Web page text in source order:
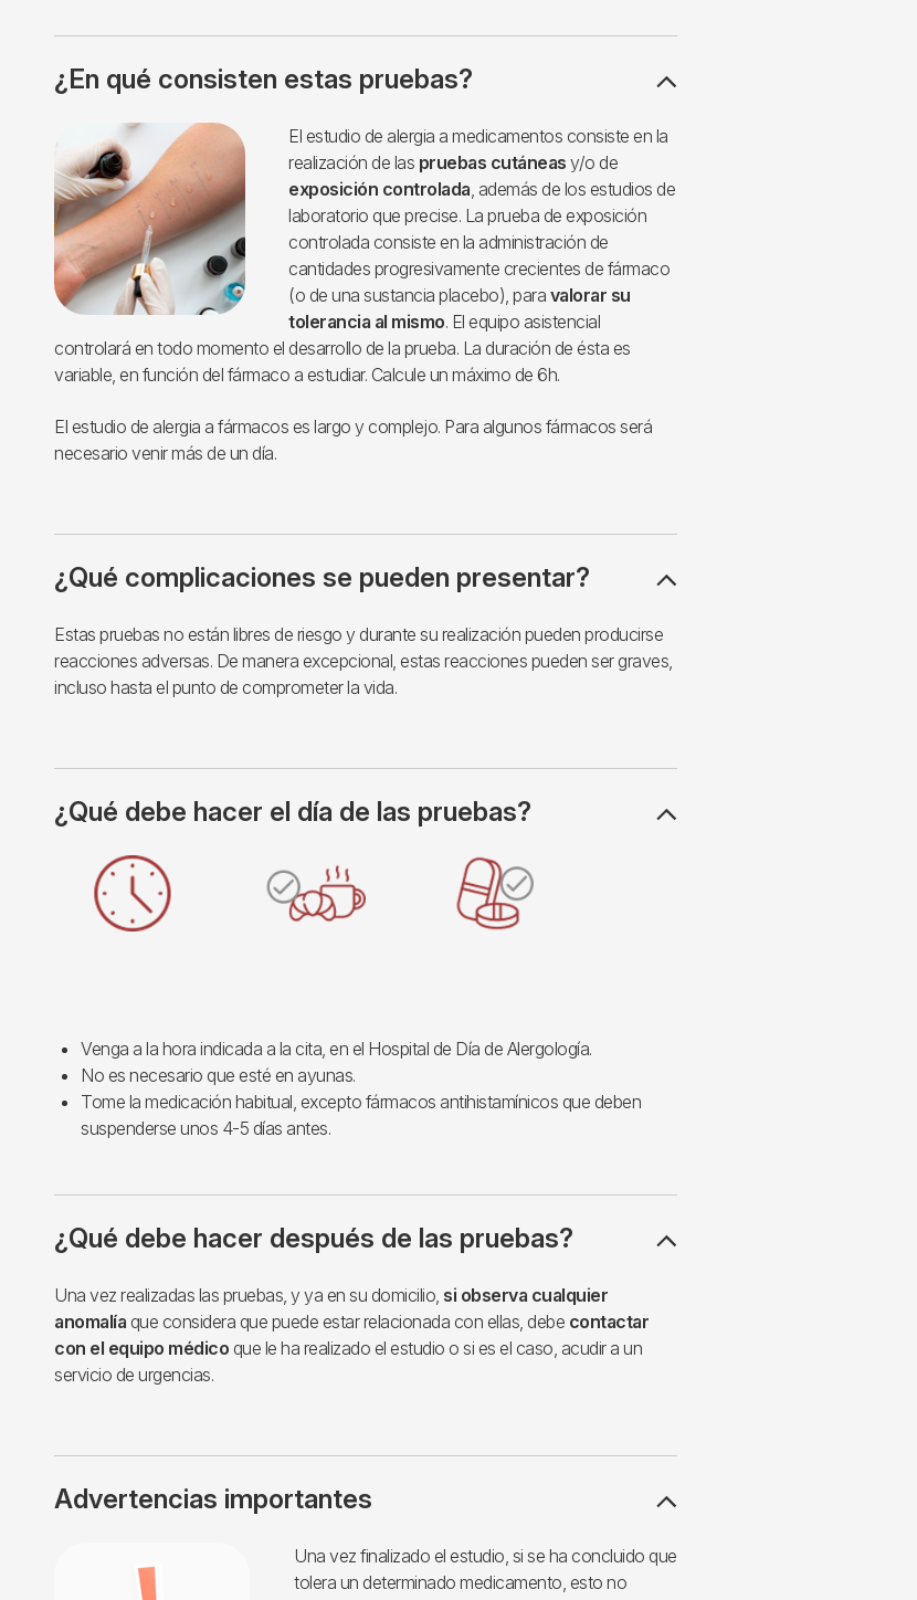
¿En qué consisten estas pruebas?
Imagen
El estudio de alergia a medicamentos consiste en la
realización de las pruebas cutáneas y/o de
exposición controlada, además de los estudios de
laboratorio que precise. La prueba de exposición
controlada consiste en la administración de
cantidades progresivamente crecientes de fármaco
(o de una sustancia placebo), para valorar su
tolerancia al mismo. El equipo asistencial
controlará en todo momento el desarrollo de la prueba. La duración de ésta es
variable, en función del fármaco a estudiar. Calcule un máximo de 6h.
El estudio de alergia a fármacos es largo y complejo. Para algunos fármacos será
necesario venir más de un día.
¿Qué complicaciones se pueden presentar?
Estas pruebas no están libres de riesgo y durante su realización pueden producirse
reacciones adversas. De manera excepcional, estas reacciones pueden ser graves,
incluso hasta el punto de comprometer la vida.
¿Qué debe hacer el día de las pruebas?
Imagen
Venga a la hora indicada a la cita, en el Hospital de Día de Alergología.
No es necesario que esté en ayunas.
Tome la medicación habitual, excepto fármacos antihistamínicos que deben
suspenderse unos 4-5 días antes.
¿Qué debe hacer después de las pruebas?
Una vez realizadas las pruebas, y ya en su domicilio, si observa cualquier
anomalía que considera que puede estar relacionada con ellas, debe contactar
con el equipo médico que le ha realizado el estudio o si es el caso, acudir a un
servicio de urgencias.
Advertencias importantes
Una vez finalizado el estudio, si se ha concluido que
tolera un determinado medicamento, esto no